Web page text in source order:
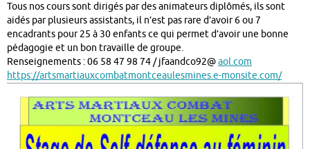
Tous nos cours sont dirigés par des animateurs diplômés, ils sont
aidés par plusieurs assistants, il n’est pas rare d’avoir 6 ou 7
encadrants pour 25 à 30 enfants ce qui permet d’avoir une bonne
pédagogie et un bon travaille de groupe.
Renseignements : 06 58 47 98 74 / jfaandco92@aol.com
https://artsmartiauxcombatmontceaulesmines.e-monsite.com/